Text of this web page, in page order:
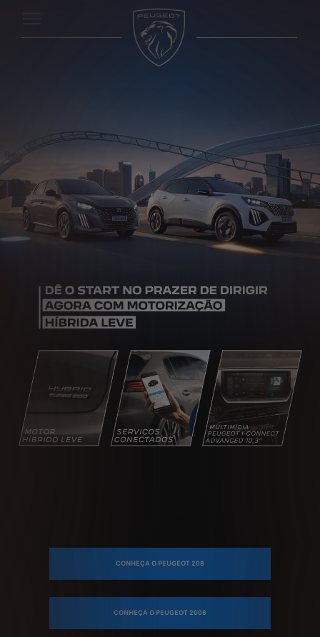
CONHEÇA O PEUGEOT 208
CONHEÇA O PEUGEOT 2008